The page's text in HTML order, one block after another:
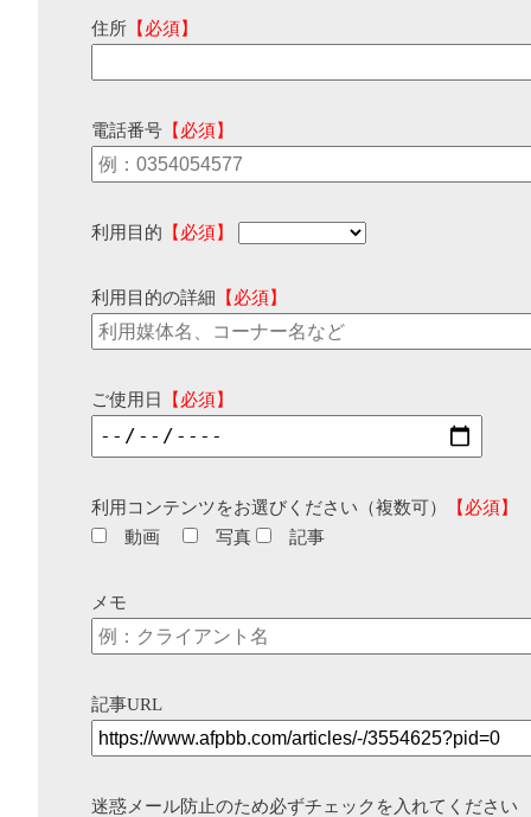
住所 【必須】
電話番号 【必須】
利用目的 【必須】
利用目的の詳細 【必須】
ご使用日 【必須】
利用コンテンツをお選びください（複数可）
【必須】
動画
写真 記事
メモ
記事URL
迷惑メール防止のため必ずチェックを入れてください